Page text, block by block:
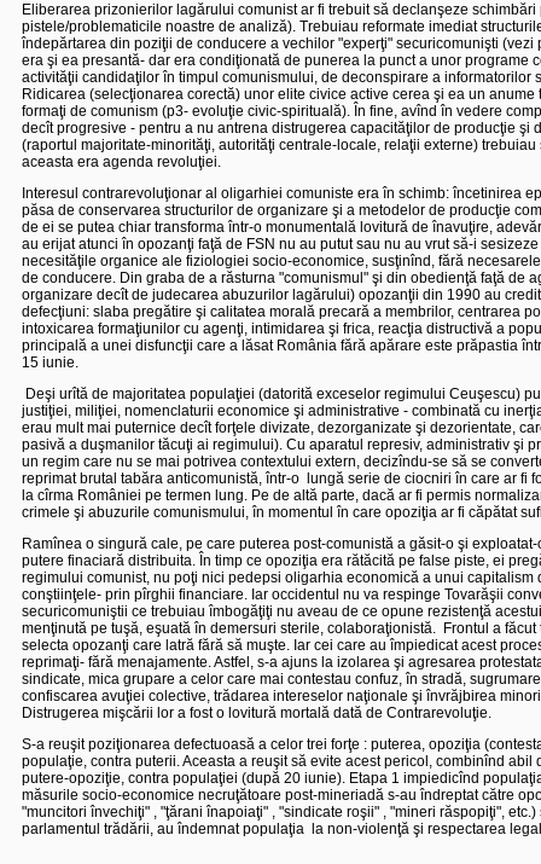
Eliberarea prizonierilor lagărului comunist ar fi trebuit să declanşeze
pistele/problematicile noastre de analiză). Trebuiau reformate imediat
îndepărtarea din poziţii de conducere a vechilor "experţi" securicomunişti
era şi ea presantă- dar era condiţionată de punerea la punct a unor
activităţii candidaţilor în timpul comunismului, de deconspirare a
Ridicarea (selecţionarea corectă) unor elite civice active cerea şi ea un anume
formaţi de comunism (p3- evoluţie civic-spirituală). În fine, avînd în vedere
decît progresive - pentru a nu antrena distrugerea capacităţilor de producţie
(raportul majoritate-minorităţi, autorităţi centrale-locale, relaţii externe)
aceasta era agenda revoluţiei.
Interesul contrarevoluţionar al oligarhiei comuniste era în schimb: încetinirea
păsa de conservarea structurilor de organizare şi a metodelor de producţie
de ei se putea chiar transforma într-o monumentală lovitură de înavuţire,
au erijat atunci în opozanţi faţă de FSN nu au putut sau nu au vrut să-i
necesităţile organice ale fiziologiei socio-economice, susţinînd, fără
de conducere. Din graba de a răsturna "comunismul" şi din obedienţă faţă de
organizare decît de judecarea abuzurilor lagărului) opozanţii din 1990 au
defecţiuni: slaba pregătire şi calitatea morală precară a membrilor, centrarea
intoxicarea formaţiunilor cu agenţi, intimidarea şi frica, reacţia distructivă a
principală a unei disfuncţii care a lăsat România fără apărare este prăpastia
15 iunie.
Deşi urîtă de majoritatea populaţiei (datorită exceselor regimului Ceuşescu)
justiţiei, miliţiei, nomenclaturii economice şi administrative - combinată cu
erau mult mai puternice decît forţele divizate, dezorganizate şi dezorientate,
pasivă a duşmanilor tăcuţi ai regimului). Cu aparatul represiv, administrativ şi
un regim care nu se mai potrivea contextului extern, decizîndu-se să se
reprimat brutal tabăra anticomunistă, într-o
lungă serie de ciocniri în care ar fi
la cîrma României pe termen lung. Pe de altă parte, dacă ar fi permis
crimele şi abuzurile comunismului, în momentul în care opoziţia ar fi căpătat
Ramînea o singură cale, pe care puterea post-comunistă a găsit-o şi
putere finaciară distribuita. În timp ce opoziţia era rătăcită pe false piste, ei
regimului comunist, nu poţi nici pedepsi oligarhia economică a unui
conştiinţele- prin pîrghii financiare. Iar occidentul nu va respinge Tovarăşii
securicomuniştii ce trebuiau îmbogăţiţi nu aveau de ce opune rezistenţă
menţinută pe tuşă, eşuată în demersuri sterile, colaboraţionistă. Frontul a
selecta opozanţi care latră fără să muşte. Iar cei care au împiedicat acest
reprimaţi- fără menajamente. Astfel, s-a ajuns la izolarea şi agresarea
sindicate, mica grupare a celor care mai contestau confuz, în stradă,
confiscarea avuţiei colective, trădarea intereselor naţionale şi învrăjbirea
Distrugerea mişcării lor a fost o lovitură mortală dată de Contrarevoluţie.
S-a reuşit poziţionarea defectuoasă a celor trei forţe : puterea, opoziţia
populaţie, contra puterii. Aceasta a reuşit să evite acest pericol, combinînd
putere-opoziţie, contra populaţiei (după 20 iunie). Etapa 1 impiedicînd
măsurile socio-economice necruţătoare post-mineriadă s-au îndreptat către
"muncitori învechiţi" , "ţărani înapoiaţi" , "sindicate roşii" , "mineri răspopiţi",
parlamentul trădării, au îndemnat populaţia
la non-violenţă şi respectarea